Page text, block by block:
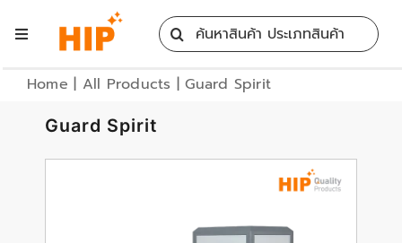
Toggle
Home
All Products
Search
for:
Home | All Products |Guard Spirit
Guard Spirit